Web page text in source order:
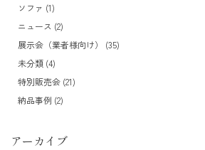
ソファ (1)
ニュース (2)
展示会（業者様向け） (35)
未分類 (4)
特別販売会 (21)
納品事例 (2)
アーカイブ